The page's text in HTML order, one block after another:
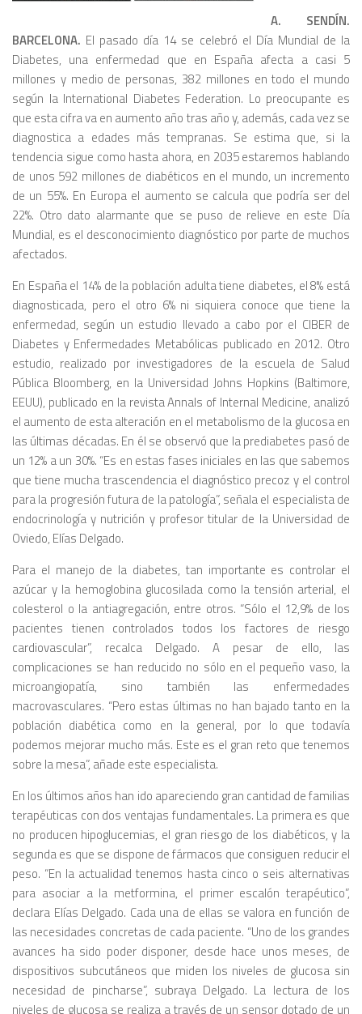
A. SENDÍN.
BARCELONA. El pasado día 14 se celebró el Día Mundial de la
Diabetes, una enfermedad que en España afecta a casi 5
millones y medio de personas, 382 millones en todo el mundo
según la International Diabetes Federation. Lo preocupante es
que esta cifra va en aumento año tras año y, además, cada vez se
diagnostica a edades más tempranas. Se estima que, si la
tendencia sigue como hasta ahora, en 2035 estaremos hablando
de unos 592 millones de diabéticos en el mundo, un incremento
de un 55%. En Europa el aumento se calcula que podría ser del
22%. Otro dato alarmante que se puso de relieve en este Día
Mundial, es el desconocimiento diagnóstico por parte de muchos
afectados.
En España el 14% de la población adulta tiene diabetes, el 8% está
diagnosticada, pero el otro 6% ni siquiera conoce que tiene la
enfermedad, según un estudio llevado a cabo por el CIBER de
Diabetes y Enfermedades Metabólicas publicado en 2012. Otro
estudio, realizado por investigadores de la escuela de Salud
Pública Bloomberg, en la Universidad Johns Hopkins (Baltimore,
EEUU), publicado en la revista Annals of Internal Medicine, analizó
el aumento de esta alteración en el metabolismo de la glucosa en
las últimas décadas. En él se observó que la prediabetes pasó de
un 12% a un 30%. “Es en estas fases iniciales en las que sabemos
que tiene mucha trascendencia el diagnóstico precoz y el control
para la progresión futura de la patología”, señala el especialista de
endocrinología y nutrición y profesor titular de la Universidad de
Oviedo, Elías Delgado.
Para el manejo de la diabetes, tan importante es controlar el
azúcar y la hemoglobina glucosilada como la tensión arterial, el
colesterol o la antiagregación, entre otros. “Sólo el 12,9% de los
pacientes tienen controlados todos los factores de riesgo
cardiovascular”, recalca Delgado. A pesar de ello, las
complicaciones se han reducido no sólo en el pequeño vaso, la
microangiopatía, sino también las enfermedades
macrovasculares. “Pero estas últimas no han bajado tanto en la
población diabética como en la general, por lo que todavía
podemos mejorar mucho más. Este es el gran reto que tenemos
sobre la mesa”, añade este especialista.
En los últimos años han ido apareciendo gran cantidad de familias
terapéuticas con dos ventajas fundamentales. La primera es que
no producen hipoglucemias, el gran riesgo de los diabéticos, y la
segunda es que se dispone de fármacos que consiguen reducir el
peso. “En la actualidad tenemos hasta cinco o seis alternativas
para asociar a la metformina, el primer escalón terapéutico”,
declara Elías Delgado. Cada una de ellas se valora en función de
las necesidades concretas de cada paciente. “Uno de los grandes
avances ha sido poder disponer, desde hace unos meses, de
dispositivos subcutáneos que miden los niveles de glucosa sin
necesidad de pincharse”, subraya Delgado. La lectura de los
niveles de glucosa se realiza a través de un sensor dotado de un